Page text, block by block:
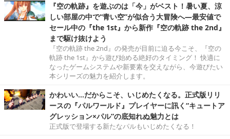
『空の軌跡』を遊ぶのは「今」がベスト！暑い夏、涼
しい部屋の中で“青い空”が似合う大冒険へ―最安値で
セール中の『the 1st』から新作『空の軌跡 the 2nd』
まで駆け抜けよう
『空の軌跡 the 2nd』の発売が目前に迫る今こそ、『空の
軌跡 the 1st』から遊び始める絶好のタイミング！ 快適に
なったゲームシステムや新要素を交えながら、今遊びたい
本シリーズの魅力を紹介します。
かわいい…だからこそ、いじめたくなる。正式版リリ
ースの『パルワールド』プレイヤーに訊く“キュートア
グレッション×パル”の底知れぬ魅力とは
正式版で登場する新たなパルもいじめたくなる！